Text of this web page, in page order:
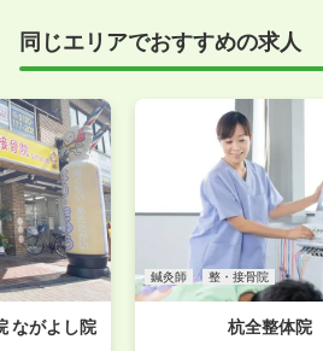
事前に確認することは可能です
付けください！
同じエリアでおすすめの求人
ながよし院
鍼灸師 整・接骨院
杭全整体院